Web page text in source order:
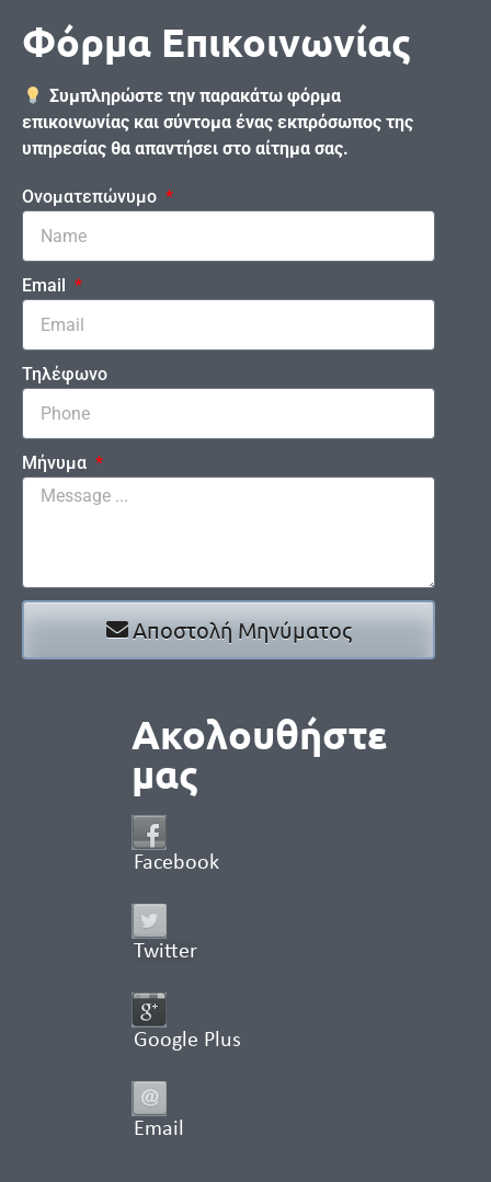
Φόρμα Επικοινωνίας
Συμπληρώστε την παρακάτω φόρμα
επικοινωνίας και σύντομα ένας εκπρόσωπος της
υπηρεσίας θα απαντήσει στο αίτημα σας.
Ονοματεπώνυμο
Email
Τηλέφωνο
Μήνυμα
Αποστολή Μηνύματος
Ακολουθήστε
μας
Facebook
Twitter
Google Plus
Email